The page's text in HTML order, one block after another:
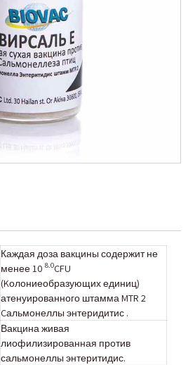
Каждая доза вакцины содержит не
менее 10 8.0CFU
(Kолониеобразующих единиц)
атенуированного штамма MTR 2
Cальмонеллы энтеридитис .
Вакцина живая
лиофилизированная против
сальмонеллы энтеритидис.